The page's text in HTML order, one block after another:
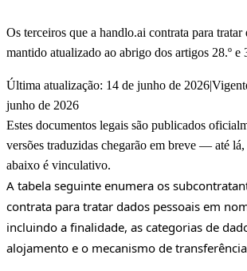
Os terceiros que a handlo.ai contrata para tratar
mantido atualizado ao abrigo dos artigos 28.º e
Última atualização: 14 de junho de 2026|
junho de 2026
Estes documentos legais são publicados
versões traduzidas chegarão em breve — até
abaixo é vinculativo.
A tabela seguinte enumera os
contrata para tratar dados pessoais em
incluindo a finalidade, as categorias de
alojamento e o mecanismo de